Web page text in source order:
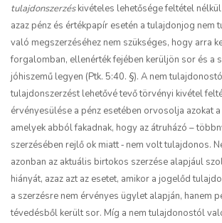
tulajdonszerzéskivételes lehetősége feltétel
azaz pénz és értékpapír esetén a tulajdonjog nem
való megszerzéséhez nem szükséges, hogy arra
forgalomban, ellenérték fejében kerüljön sor és a
jóhiszemű legyen (Ptk. 5:40. §). A nem
tulajdonszerzést lehetővé tevő törvényi kivétel
érvényesülése a pénz esetében orvosolja azokat a
amelyek abból fakadnak, hogy az átruházó –
szerzésében rejlő ok miatt ‑ nem volt tulajdonos.
azonban az aktuális birtokos szerzése alapjául
hiányát, azaz azt az esetet, amikor a jogelőd
a szerzésre nem érvényes ügylet alapján, hanem
tévedésből került sor. Míg a nem tulajdonostól